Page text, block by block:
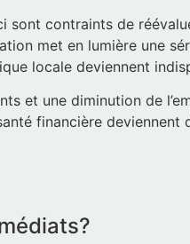
contraints de
met en lumière une
locale deviennent
et une diminution de
financière